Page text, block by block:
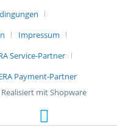
Impressum
Service-Partner
Payment-Partner
Realisiert mit Shopware